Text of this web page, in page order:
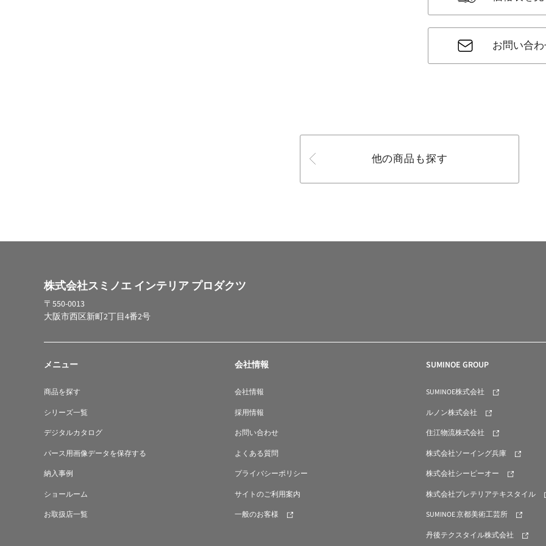
お問い合
他の商品も探す
株式会社スミノエ インテリア プロダクツ
〒550-0013
大阪市西区新町2丁目4番2号
メニュー
商品を探す
シリーズ一覧
デジタルカタログ
パース用画像データを保存する
納入事例
ショールーム
お取扱店一覧
会社情報
会社情報
採用情報
お問い合わせ
よくある質問
プライバシーポリシー
サイトのご利用案内
一般のお客様
SUMINOE GROUP
SUMINOE株式会社
ルノン株式会社
住江物流株式会社
株式会社ソーイング兵庫
株式会社シーピーオー
株式会社プレテリアテキスタイル
SUMINOE 京都美術工芸所
丹後テクスタイル株式会社